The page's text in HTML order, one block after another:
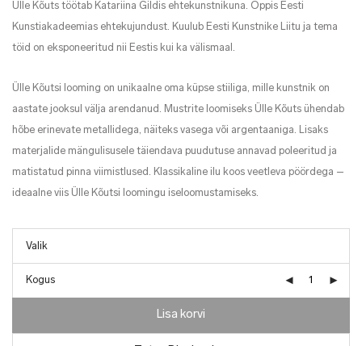
Ülle Kõuts töötab Katariina Gildis ehtekunstnikuna. Õppis Eesti
Kunstiakadeemias ehtekujundust. Kuulub Eesti Kunstnike Liitu ja tema
töid on eksponeeritud nii Eestis kui ka välismaal.
Ülle Kõutsi looming on unikaalne oma küpse stiiliga, mille kunstnik on
aastate jooksul välja arendanud. Mustrite loomiseks Ülle Kõuts ühendab
hõbe erinevate metallidega, näiteks vasega või argentaaniga. Lisaks
materjalide mängulisusele täiendava puudutuse annavad poleeritud ja
matistatud pinna viimistlused. Klassikaline ilu koos veetleva pöördega –
ideaalne viis Ülle Kõutsi loomingu iseloomustamiseks.
Kogus
Lisa korvi